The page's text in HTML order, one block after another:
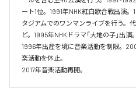
ート1位。1991年NHK紅白歌合戦出演
タジアムでのワンマンライブを行う。代
ど。1995年NHKドラマ「大地の子」出演。
1996年出産を境に音楽活動を制限。
楽活動を休止。
2017年音楽活動再開。